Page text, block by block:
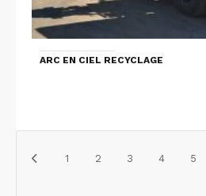
ARC EN CIEL RECYCLAGE
1 2 3 4 5